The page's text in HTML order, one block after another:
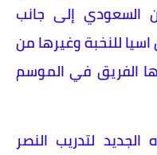
السعودي إلى جانب
للنخبة وغيرها من
الفريق في الموسم
لتدريب النصر